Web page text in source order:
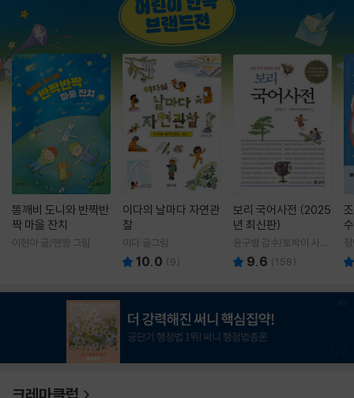
똥깨비 도니와 반짝반
짝 마을 잔치
이현아 글/핸짱 그림
이다의 날마다 자연관
찰
이다 글그림
10.0 (9)
보리 국어사전 (2025
년 최신판)
윤구병 감수/토박이 사전
편찬실 편
9.6 (158)